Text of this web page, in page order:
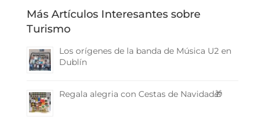
Más Artículos Interesantes sobre
Turismo
Los orígenes de la banda de Música U2 en
Dublín
Regala alegria con Cestas de Navidad🎁